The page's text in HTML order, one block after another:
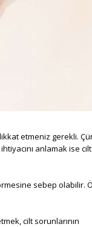
etmeniz gerekli.
anlamak ise cilt
sebep olabilir.
cilt sorunlarının